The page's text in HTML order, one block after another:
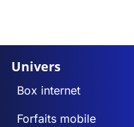
Univers
Box internet
Forfaits mobile